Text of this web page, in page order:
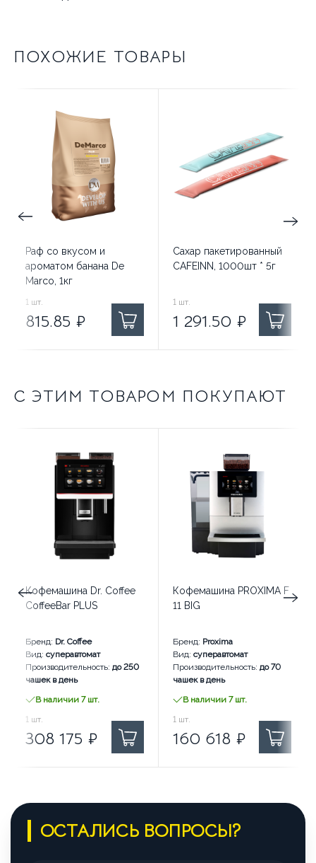
ПОХОЖИЕ ТОВАРЫ
Раф со вкусом и
ароматом банана De
Marco, 1кг
815.85
1 шт.
815.85 ₽
Сахар пакетированный
CAFEINN, 1000шт * 5г
1 291.50
1 шт.
1 291.50 ₽
С ЭТИМ ТОВАРОМ ПОКУПАЮТ
Кофемашина Dr. Coffee
CoffeeBar PLUS
Бренд: Dr. Coffee
Вид: суперавтомат
Производительность: до 250
чашек в день
В наличии 7 шт.
308 175
1 шт.
308 175 ₽
Кофемашина PROXIMA F
11 BIG
Бренд: Proxima
Вид: суперавтомат
Производительность: до 70
чашек в день
В наличии 7 шт.
160 618
1 шт.
160 618 ₽
ОСТАЛИСЬ ВОПРОСЫ?